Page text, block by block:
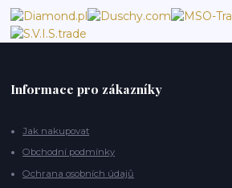
Informace pro zákazníky
Jak nakupovat
Obchodní podmínky
Ochrana osobních údajů